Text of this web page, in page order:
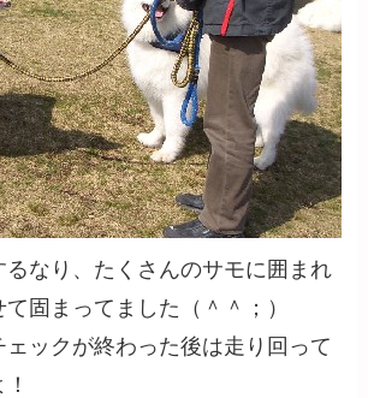
るなり、たくさんのサモに囲まれ
固まってました（＾＾；）
ックが終わった後は走り回って